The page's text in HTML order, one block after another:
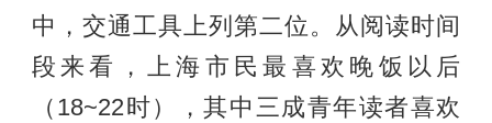
中，交通工具上列第二位。从阅读时间
段来看，上海市民最喜欢晚饭以后
（18~22时），其中三成青年读者喜欢